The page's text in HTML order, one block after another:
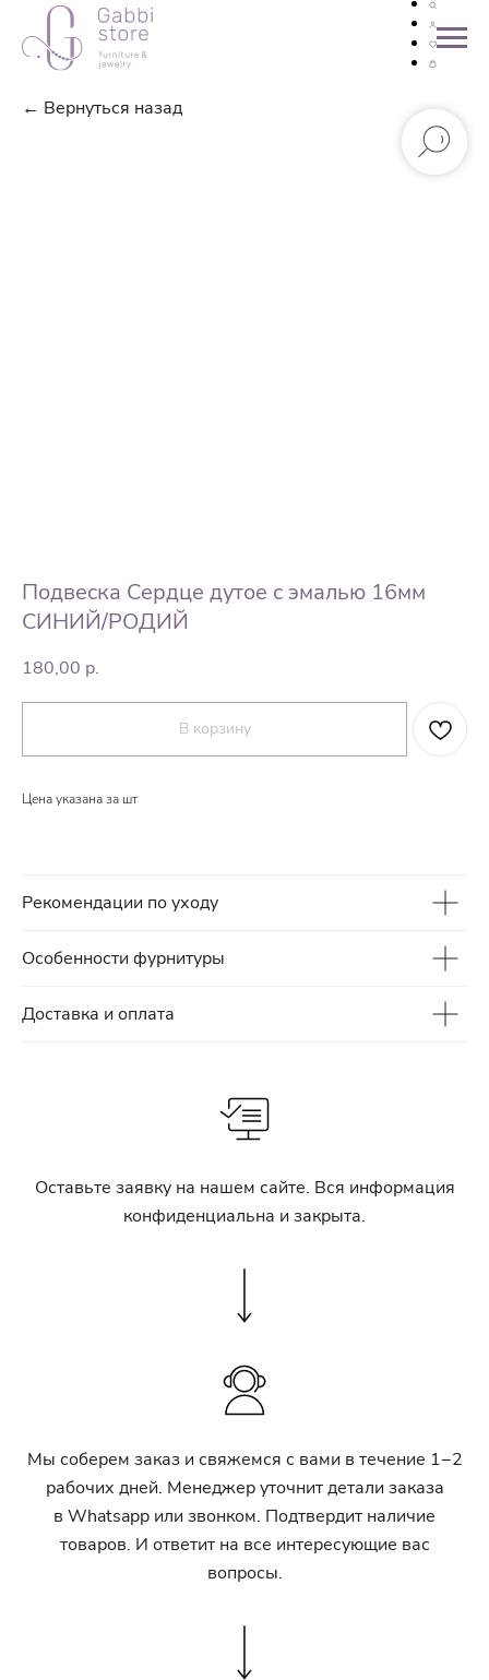
← Вернуться назад
Подвеска Сердце дутое с эмалью 16мм
СИНИЙ/РОДИЙ
180,00 р.
В корзину
Цена указана за шт
Рекомендации по уходу
Особенности фурнитуры
Доставка и оплата
Оставьте заявку на нашем сайте. Вся информация
конфиденциальна и закрыта.
Мы соберем заказ и свяжемся с вами в течение 1−2
рабочих дней. Менеджер уточнит детали заказа
в Whatsapp или звонком. Подтвердит наличие
товаров. И ответит на все интересующие вас
вопросы.